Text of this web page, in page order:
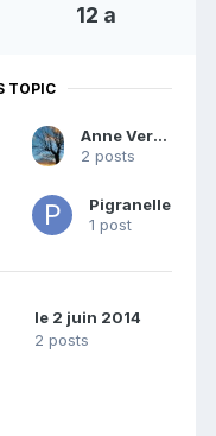
12 a
TOPIC
Anne Verneuil
2 posts
Pigranelle
1 post
le 2 juin 2014
2 posts